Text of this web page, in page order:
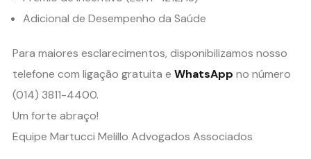
Adicional de Desempenho da Saúde
Para maiores esclarecimentos, disponibilizamos nosso
telefone com ligação gratuita e WhatsApp no número
(014) 3811-4400.
Um forte abraço!
Equipe Martucci Melillo Advogados Associados